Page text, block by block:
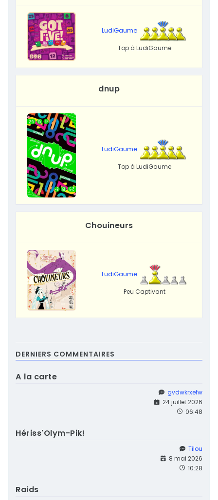
LudiGaume
Top à LudiGaume
dnup
LudiGaume
Top à LudiGaume
Chouineurs
LudiGaume
Peu Captivant
DERNIERS COMMENTAIRES
A la carte
gvdwkrxefw
24 juillet 2026
06:48
Hériss'Olym-Pik!
Tilou
8 mai 2026
10:28
Raids